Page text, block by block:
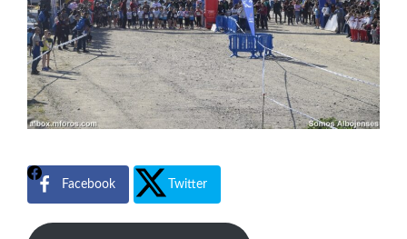
Facebook Twitter